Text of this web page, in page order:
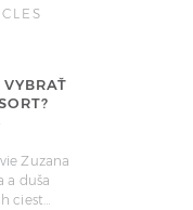
Zuzana
a duša
ciest…